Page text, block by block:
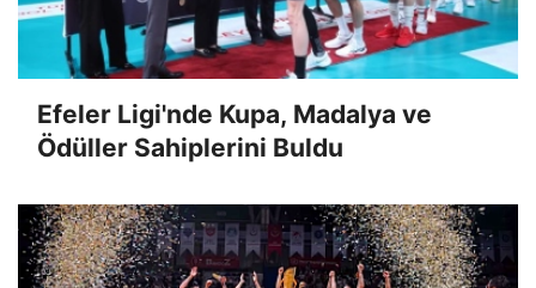
Efeler Ligi'nde Kupa, Madalya ve
Ödüller Sahiplerini Buldu